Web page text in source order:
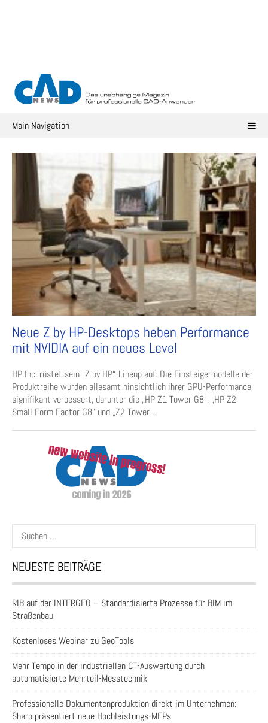
Main Navigation
Neue Z by HP-Desktops heben Performance
mit NVIDIA auf ein neues Level
HP Inc. rüstet sein „Z by HP“-Lineup auf: Die Einsteigermodelle der
Produktreihe wurden allesamt hinsichtlich ihrer GPU-Performance
signifikant verbessert, darunter die „HP Z1 Tower G8“, „HP Z2
Small Form Factor G8“ und „Z2 Tower ...
Suchen
nach:
NEUESTE BEITRÄGE
RIB auf der INTERGEO – Standardisierte Prozesse für BIM im
Straßenbau
Kostenloses Webinar zu GeoTools
Mehr Tempo in der industriellen CT-Auswertung durch
automatisierte Mehrteil-Messtechnik
Professionelle Dokumentenproduktion direkt im Unternehmen:
Sharp präsentiert neue Hochleistungs-MFPs